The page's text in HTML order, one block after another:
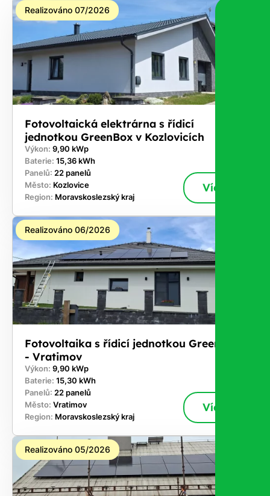
Stačí
vědět -
a nic Vás
to
nestojí.
Realizováno 07/2026
Fotovoltaická elektrárna s řídicí
jednotkou GreenBox v Kozlovicích
Výkon: 9,90 kWp
Baterie: 15,36 kWh
Panelů: 22 panelů
Město: Kozlovice
Region: Moravskoslezský kraj
Více
Realizováno 06/2026
Fotovoltaika s řídicí jednotkou GreenBox
- Vratimov
Výkon: 9,90 kWp
Baterie: 15,30 kWh
Panelů: 22 panelů
Město: Vratimov
Region: Moravskoslezský kraj
Více
Realizováno 05/2026